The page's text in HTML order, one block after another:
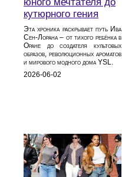
кутюрного гения
Эта хроника раскрывает путь Ива
Сен-Лорана – от тихого ребёнка в
Оране до создателя культовых
образов, революционных ароматов
и мирового модного дома YSL.
2026-06-02